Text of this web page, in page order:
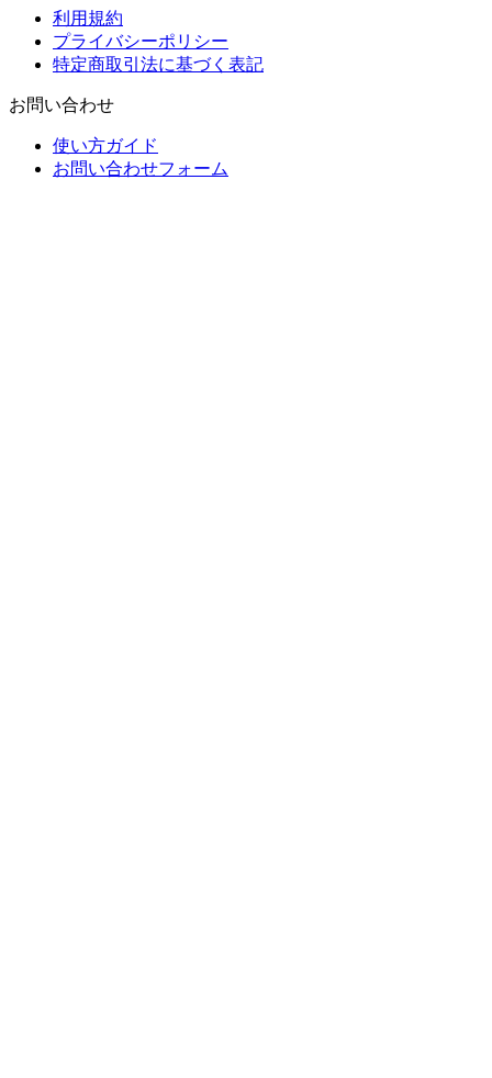
利用規約
プライバシーポリシー
特定商取引法に基づく表記
お問い合わせ
使い方ガイド
お問い合わせフォーム